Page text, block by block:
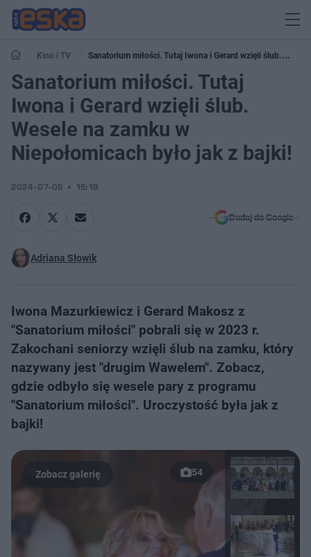
Kino i TV
Sanatorium miłości. Tutaj Iwona i Gerard wzięli ślub.
Wesele na zamku w Niepołomicach było jak z bajki!
Sanatorium miłości. Tutaj
Iwona i Gerard wzięli ślub.
Wesele na zamku w
Niepołomicach było jak z bajki!
2024-07-05 15:18
Dodaj do Google
Adriana Słowik
Iwona Mazurkiewicz i Gerard Makosz z
"Sanatorium miłości" pobrali się w 2023 r.
Zakochani seniorzy wzięli ślub na zamku, który
nazywany jest "drugim Wawelem". Zobacz,
gdzie odbyło się wesele pary z programu
"Sanatorium miłości". Uroczystość była jak z
bajki!
54